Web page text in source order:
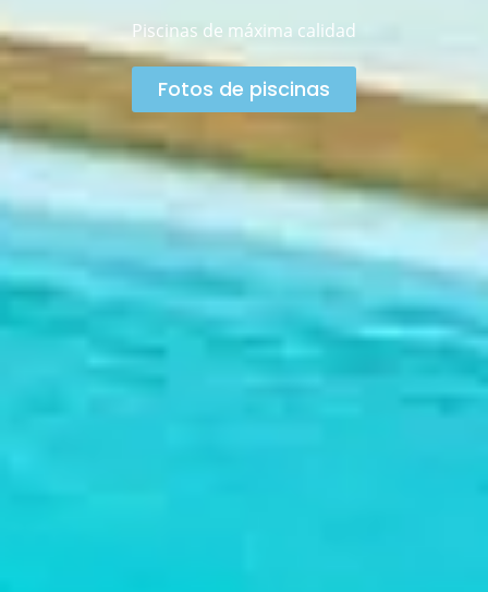
Piscinas de máxima calidad
Fotos de piscinas